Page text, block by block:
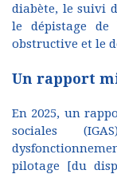
diabète, le suivi
le dépistage de
obstructive et le
Un rapport
En 2025, un
sociales
pilotage [du